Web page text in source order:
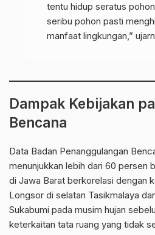
tentu hidup seratus
seribu pohon pasti
manfaat lingkungan,”
Dampak Kebijakan
Bencana
Data Badan Penanggulangan
menunjukkan lebih dari 60 persen
di Jawa Barat berkorelasi dengan
Longsor di selatan Tasikmalaya
Sukabumi pada musim hujan
keterkaitan tata ruang yang tidak